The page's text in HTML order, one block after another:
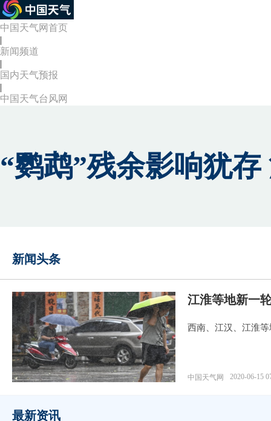
中国天气网首页
|
新闻频道
|
国内天气预报
|
中国天气台风网
“鹦鹉”残余影响犹
新闻头条
江淮等地新一
西南、江汉、江淮
中国天气网 2020-06-15
最新资讯